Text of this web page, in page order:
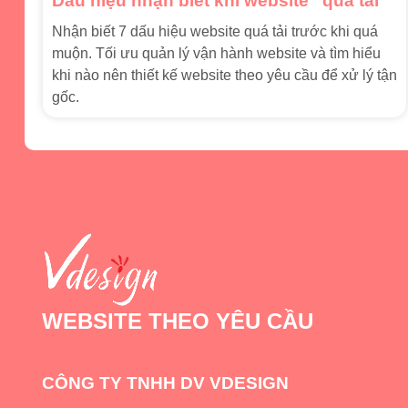
Nhận biết 7 dấu hiệu website quá tải trước khi quá
muộn. Tối ưu quản lý vận hành website và tìm hiểu
khi nào nên thiết kế website theo yêu cầu để xử lý tận
gốc.
WEBSITE THEO YÊU CẦU
CÔNG TY TNHH DV VDESIGN